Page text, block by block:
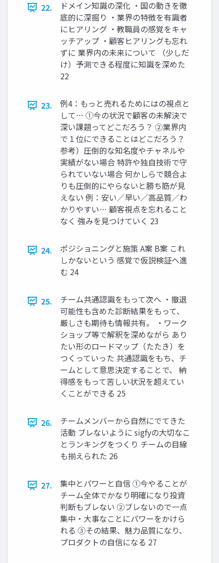
22.
ドメイン知識の深化 ・国の動きを徹
底的に深掘り ・業界の特徴を有識者
にヒアリング ・教職員の感覚をキャ
ッチアップ ・顧客ヒアリングも忘れ
ずに 業界内の未来について （少しだ
け）予測できる程度に知識を深めた
22
23.
例4：もっと売れるためにはの視点と
して… ①今の状況で顧客の未解決で
深い課題ってどこだろう？ ②業界内
で１位にできることはどこだろう？
参考）圧倒的な知名度やチャネルや
実績がない場合 特許や独自技術で守
られていない場合 何かしらで競合よ
りも圧倒的にやらないと勝ち筋が見
えない 例：安い／早い／高品質／わ
かりやすい… 顧客視点を忘れること
なく 強みを見つけていく 23
24.
ポジショニングと施策 A案 B案 これ
しかないという 感覚で仮説検証へ進
む 24
25.
チーム共通認識をもって次へ ・撤退
可能性も含めた診断結果をもって、
厳しさも期待も情報共有。 ・ワーク
ショップ等で解釈を深めながら あり
たい形のロードマップ（たたき）を
つくっていった 共通認識をもち、チ
ームとして意思決定することで、 納
得感をもって苦しい状況を超えてい
くことができる 25
26.
チームメンバーから自然にでてきた
活動 ブレないように sigfyの大切なこ
とランキングをつくり チームの目線
も揃えられた 26
27.
集中とパワーと自信 ①今やることが
チーム全体でかなり明確になり投資
判断もブレない ②ブレないので一点
集中・大事なことにパワーをかけら
れる ③その結果、魅力品質になり、
プロダクトの自信になる 27